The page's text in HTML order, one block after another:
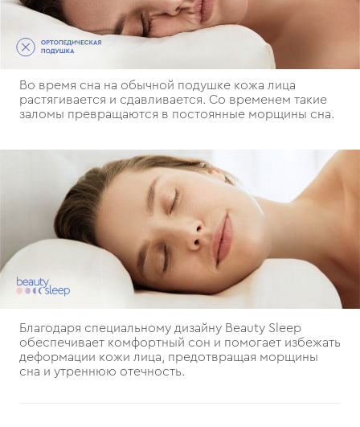
Во время сна на обычной подушке кожа лица
растягивается и сдавливается. Со временем такие
заломы превращаются в постоянные морщины сна.
Благодаря специальному дизайну Beauty Sleep
обеспечивает комфортный сон и помогает избежать
деформации кожи лица, предотвращая морщины
сна и утреннюю отечность.